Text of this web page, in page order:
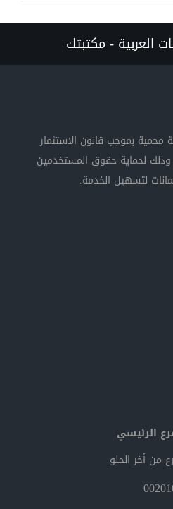
العربية - مكتبتك
محمية بموجب قانون الاستثمار
المصري رقم (17) لسنة 2015 وذلك لحماية حقوق المستخدمين
لتسهيل الخدمة.
الرئيسي
من أخر الحلو